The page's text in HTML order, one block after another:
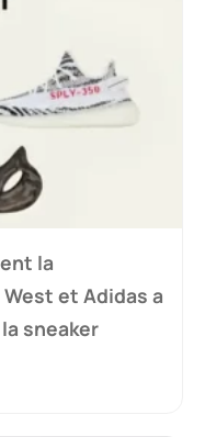
la
et Adidas a
sneaker